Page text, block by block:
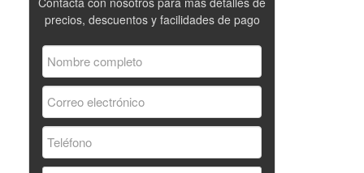
precios, descuentos y facilidades de pago